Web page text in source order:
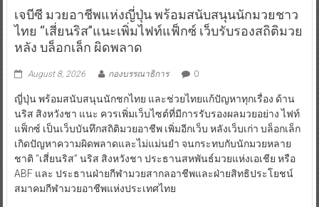
เจบีซี มวยอาชีพแห่งญี่ปุ่น พร้อมสนับสนุนนักมวยชาว
ไทย “เสี่ยนริส”แนะเพิ่มไฟท์แฟ็กซ์ เว็บรับรองสถิติมวย
หลัง บล็อกเล็ก ผิดพลาด
August 8, 2026 กองบรรณาธิการ 0
ญี่ปุ่น พร้อมสนับสนุนนักชกไทย และช่วยไทยแก้ปัญหาทุกเรื่อง ด้าน
นริส สิงหวังชา แนะ ควรเพิ่มเว็บไซต์ที่มีการรับรองผลมวยอย่าง ไฟท์
แฟ็กซ์ เป็นเว็บบันทึกสถิติมวยอาชีพ เพิ่มอีกเว็บ หลังเว็บเก่า บล็อกเล็ก
เกิดปัญหาความผิดพลาดและไม่แม่นยำ จนกระทบกับนักมวยหลาย
ชาติ “เสี่ยนริส” นริส สิงหวังชา ประธานสหพันธ์มวยแห่งเอเชีย หรือ
ABF และ ประธานฝ่ายกีฬามวยสากลอาชีพและฝ่ายสิทธิประโยชน์
สมาคมกีฬามวยอาชีพแห่งประเทศไทย